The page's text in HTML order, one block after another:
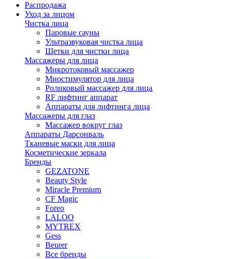
Распродажа
Уход за лицом
Чистка лица
Паровые сауны
Ультразвуковая чистка лица
Щетки для чистки лица
Массажеры для лица
Микротоковый массажер
Миостимулятор для лица
Роликовый массажер для лица
RF лифтинг аппарат
Аппараты для лифтинга лица
Массажеры для глаз
Массажер вокруг глаз
Аппараты Дарсонваль
Тканевые маски для лица
Косметические зеркала
Бренды
GEZATONE
Beauty Style
Miracle Premium
CF Magic
Foreo
LALOO
MYTREX
Gess
Beurer
Все бренды